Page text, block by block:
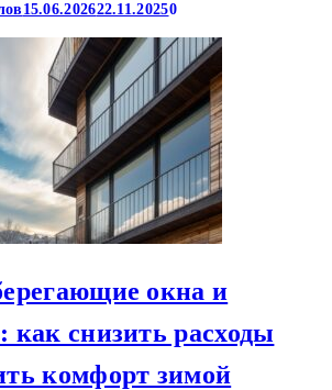
15.06.202622.11.20250
окна и
как снизить расходы
комфорт зимой